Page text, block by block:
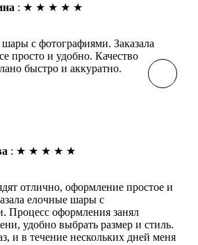
: ★ ★ ★ ★ ★
с фотографиями. Заказала
просто и удобно. Качество
быстро и аккуратно.
: ★ ★ ★ ★ ★
отлично, оформление простое и
елочные шары с
Процесс оформления занял
удобно выбрать размер и стиль.
и в течение нескольких дней меня